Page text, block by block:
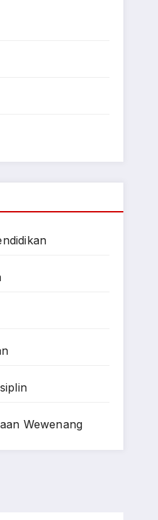
Wewenang